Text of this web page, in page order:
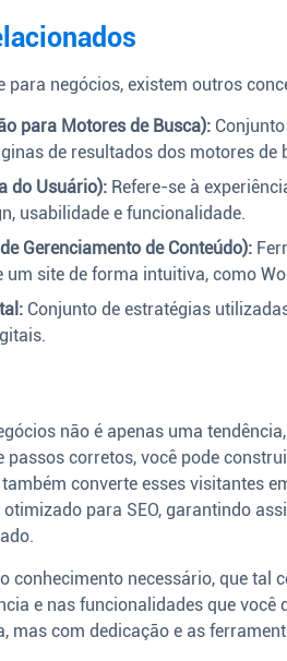
para negócios, existem outros
para Motores de Busca):
de resultados dos motores de
do Usuário): Refere-se à
usabilidade e funcionalidade.
Gerenciamento de Conteúdo):
um site de forma intuitiva, como
Conjunto de estratégias
não é apenas uma
passos corretos, você pode
converte esses visitantes
para SEO, garantindo
conhecimento necessário, que tal
e nas funcionalidades que
mas com dedicação e as